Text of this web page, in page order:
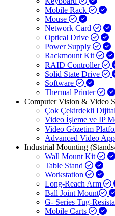
Mobile Rack
Mouse
Network Card
Optical Drive
Power Supply
Rackmount Kit
RAID Controller
Solid State Drive
Software
Thermal Printer
Computer Vision & Video
Çok Çekirdekli
Video İşleme ve IP
Video Gözetim
Advanced Video
Industrial Mounting
Wall Mount Kit
Table Stand
Workstation
Long-Reach Arm
Ball Joint Mount​
G- Series Tug-
Mobile Carts